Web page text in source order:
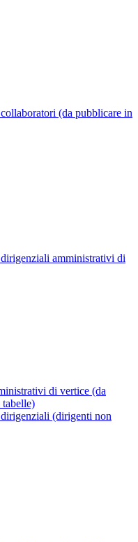
(da pubblicare in
amministrativi di
di vertice (da
(dirigenti non